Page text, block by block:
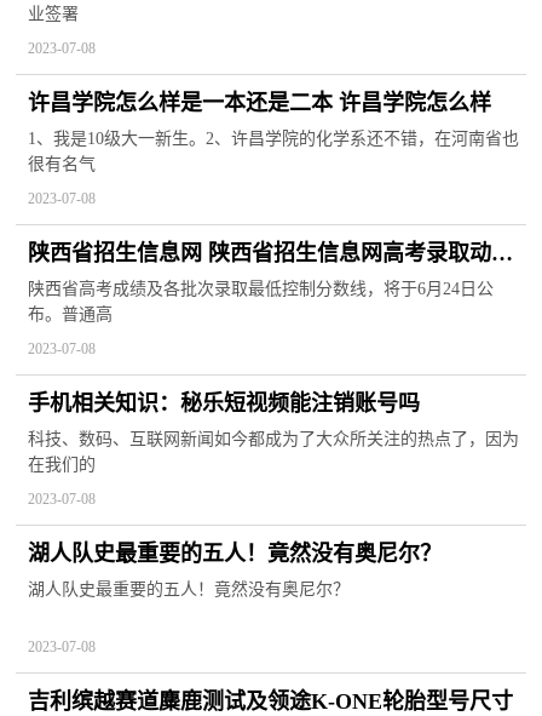
业签署
2023-07-08
许昌学院怎么样是一本还是二本 许昌学院怎么样
1、我是10级大一新生。2、许昌学院的化学系还不错，在河南省也
很有名气
2023-07-08
陕西省招生信息网 陕西省招生信息网高考录取动态
查询
陕西省高考成绩及各批次录取最低控制分数线，将于6月24日公
布。普通高
2023-07-08
手机相关知识：秘乐短视频能注销账号吗
科技、数码、互联网新闻如今都成为了大众所关注的热点了，因为
在我们的
2023-07-08
湖人队史最重要的五人！竟然没有奥尼尔？
湖人队史最重要的五人！竟然没有奥尼尔？
2023-07-08
吉利缤越赛道麋鹿测试及领途K-ONE轮胎型号尺寸